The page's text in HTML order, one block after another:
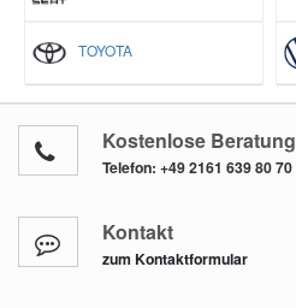
TOYOTA
Kostenlose Beratung
Telefon: +49 2161 639 80 70
Kontakt
zum Kontaktformular